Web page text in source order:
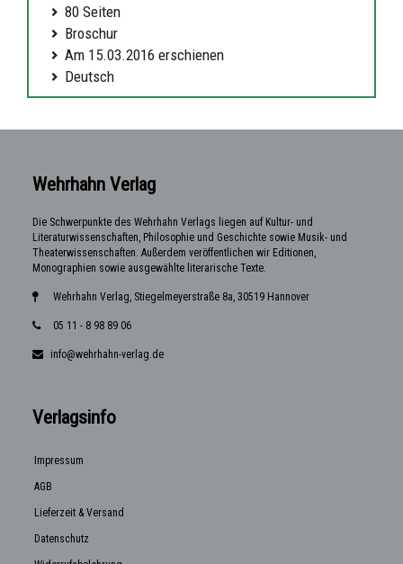
80 Seiten
Broschur
Am 15.03.2016 erschienen
Deutsch
Wehrhahn Verlag
Die Schwerpunkte des Wehrhahn Verlags liegen auf Kultur- und
Literaturwissenschaften, Philosophie und Geschichte sowie Musik- und
Theaterwissenschaften. Außerdem veröffentlichen wir Editionen,
Monographien sowie ausgewählte literarische Texte.
Wehrhahn Verlag, Stiegelmeyerstraße 8a, 30519 Hannover
05 11 - 8 98 89 06
info@wehrhahn-verlag.de
Verlagsinfo
Impressum
AGB
Lieferzeit & Versand
Datenschutz